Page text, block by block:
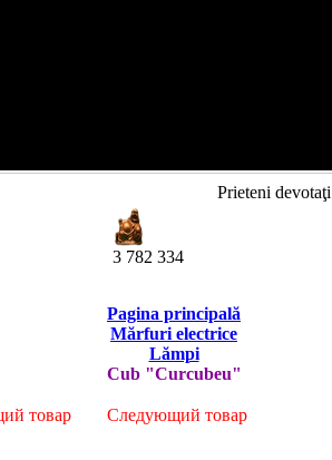
Prieteni devotaţi
3 782 334
Pagina principală
Mărfuri electrice
Lămpi
Cub "Curcubeu"
товар Следующий товар